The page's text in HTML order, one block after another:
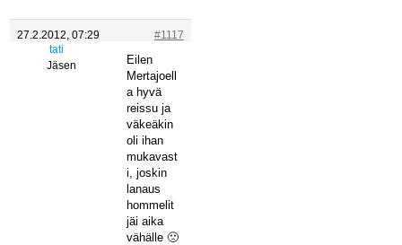
27.2.2012, 07:29
#1117
tati
Jäsen
Eilen
Mertajoell
a hyvä
reissu ja
väkeäkin
oli ihan
mukavast
i, joskin
lanaus
hommelit
jäi aika
vähälle 🙁